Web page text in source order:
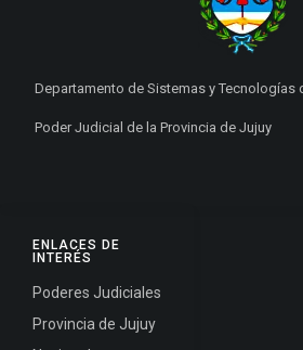
ENLACES DE
INTERÉS
Poderes Judiciales
Provincia de Jujuy
Departamento de Sistemas y Tecnologías
Poder Judicial de la Provincia de Jujuy